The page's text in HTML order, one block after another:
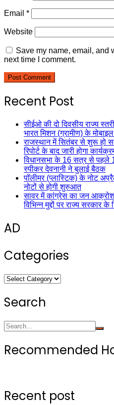
Email *
Website
Save my name, email, and
next time I comment.
Recent Post
सीईओ की दो दिवसीय राज्य
भारत मिशन (ग्रामीण) के
राजस्थान में सितंबर से शुरू हो
रिपोर्ट के बाद जारी होगा
विधानसभा के 16 सत्र से पहले
स्पीकर देवनानी ने बुलाई बैठक
पॉलीमर (प्लास्टिक) के नोट
नोटों से होगी शुरुआत
सावर में कांग्रेस का जन आक्रोश
विभिन्न मुद्दों पर राज्य सरकार के
AD
Categories
Categories
Search
Recommended
Recent post